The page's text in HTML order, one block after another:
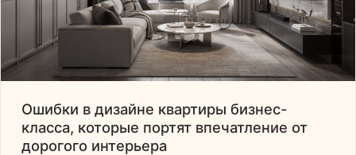
Ошибки в дизайне квартиры бизнес-
класса, которые портят впечатление от
дорогого интерьера